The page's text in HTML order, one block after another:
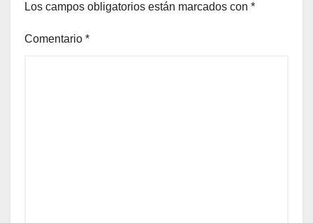
Los campos obligatorios están marcados con *
Comentario *